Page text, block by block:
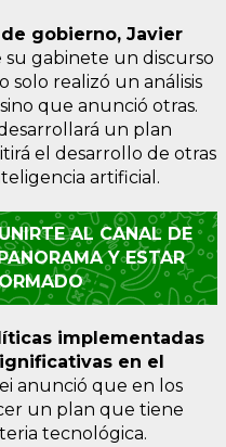
gobierno, Javier
gabinete un discurso
solo realizó un análisis
que anunció otras.
un plan
el desarrollo de otras
artificial.
AL CANAL DE
Y ESTAR
implementadas
en el
anunció que en los
un plan que tiene
tecnológica.